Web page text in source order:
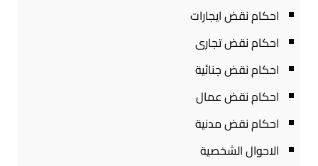
احكام نقض ايجارات
احكام نقض تجارى
احكام نقض جنائية
احكام نقض عمال
احكام نقض مدنية
الاحوال الشخصية